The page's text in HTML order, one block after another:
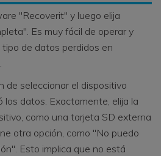
"Recoverit" y luego elija
Es muy fácil de operar y
de datos perdidos en
de seleccionar el dispositivo
los datos. Exactamente, elija la
como una tarjeta SD externa
otra opción, como "No puedo
Esto implica que no está